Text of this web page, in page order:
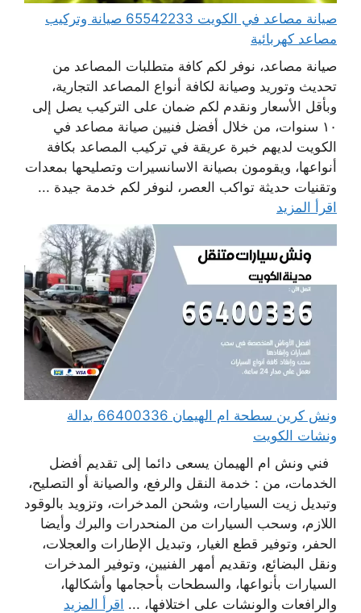
صيانة مصاعد في الكويت 65542233 صيانة وتركيب
مصاعد كهربائية
صيانة مصاعد، نوفر لكم كافة متطلبات المصاعد من
تحديث وتوريد وصيانة لكافة أنواع المصاعد التجارية،
وبأقل الأسعار ونقدم لكم ضمان على التركيب يصل إلى
١٠ سنوات، من خلال أفضل فنيين صيانة مصاعد في
الكويت لديهم خبرة عريقة في تركيب المصاعد بكافة
أنواعها، ويقومون بصيانة الاسانسيرات وتصليحها بمعدات
وتقنيات حديثة تواكب العصر، لنوفر لكم خدمة جيدة ...
اقرأ المزيد
ونش كرين سطحة ام الهيمان 66400336 بدالة
ونشات الكويت
فني ونش ام الهيمان يسعى دائما إلى تقديم أفضل
الخدمات، من : خدمة النقل والرفع، والصيانة أو التصليح،
وتبديل زيت السيارات، وشحن المدخرات، وتزويد بالوقود
اللازم، وسحب السيارات من المنحدرات والبرك وأيضا
الحفر، وتوفير قطع الغيار، وتبديل الإطارات والعجلات،
ونقل البضائع، وتقديم أمهر الفنيين، وتوفير المدخرات
السيارات بأنواعها، والسطحات بأحجامها وأشكالها،
والرافعات والونشات على اختلافها، ... اقرأ المزيد